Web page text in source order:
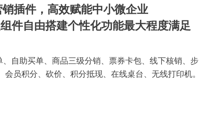
插件，高效赋能中小微企业
件自由搭建个性化功能最大程度满足
自助买单、商品三级分销、票券卡包、线下核销、步
会员积分、砍价、积分抵现、在线桌台、无线打印机。